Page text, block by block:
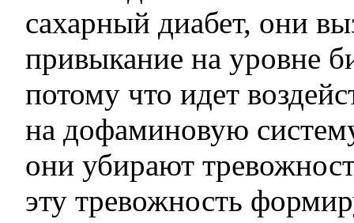
сахарный диабет, они
привыкание на уровне
потому что идет
на дофаминовую
они убирают
эту тревожность